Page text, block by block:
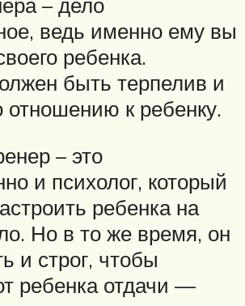
ведь именно ему вы
ребенка.
быть терпелив и
отношению к ребенку.
– это
и психолог, который
ребенка на
Но в то же время, он
и строг, чтобы
ребенка отдачи —